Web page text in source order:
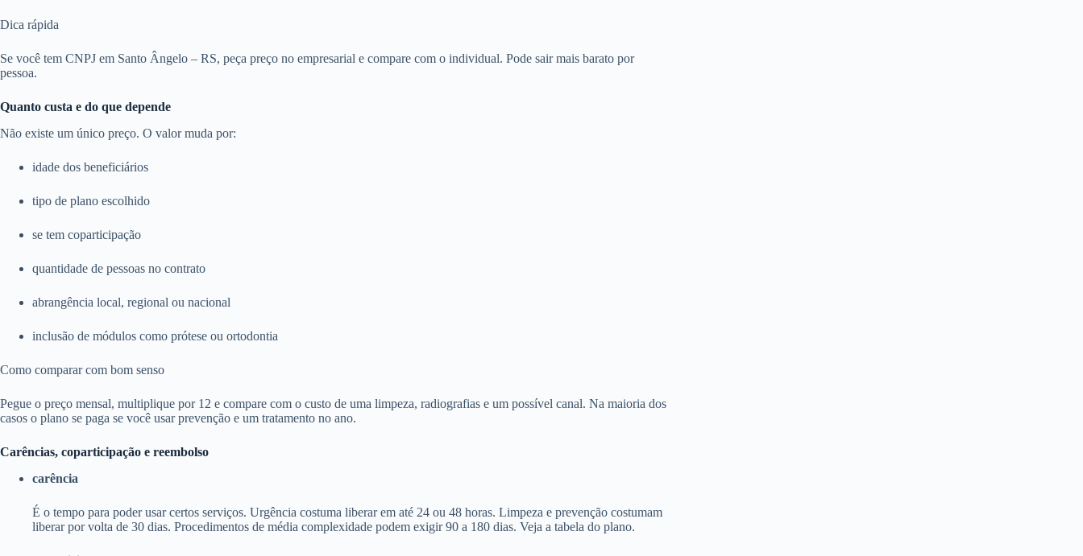
Dica rápida
Se você tem CNPJ em Santo Ângelo – RS, peça preço no empresarial e compare com o individual. Pode sair mais barato por
pessoa.
Quanto custa e do que depende
Não existe um único preço. O valor muda por:
idade dos beneficiários
tipo de plano escolhido
se tem coparticipação
quantidade de pessoas no contrato
abrangência local, regional ou nacional
inclusão de módulos como prótese ou ortodontia
Como comparar com bom senso
Pegue o preço mensal, multiplique por 12 e compare com o custo de uma limpeza, radiografias e um possível canal. Na maioria dos
casos o plano se paga se você usar prevenção e um tratamento no ano.
Carências, coparticipação e reembolso
carência
É o tempo para poder usar certos serviços. Urgência costuma liberar em até 24 ou 48 horas. Limpeza e prevenção costumam
liberar por volta de 30 dias. Procedimentos de média complexidade podem exigir 90 a 180 dias. Veja a tabela do plano.